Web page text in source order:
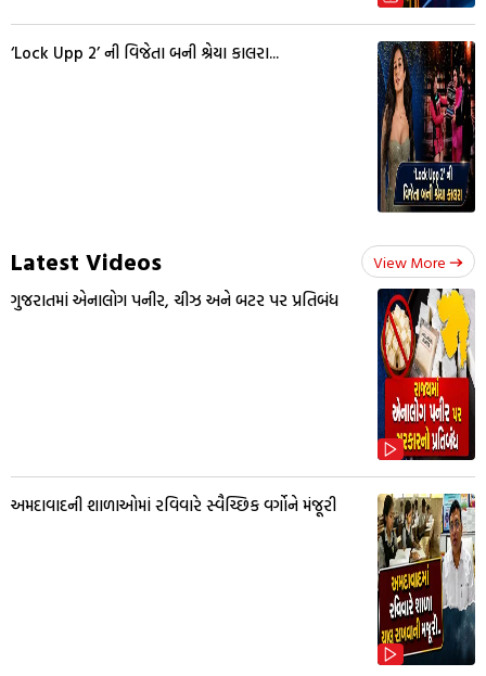
‘Lock Upp 2’ ની વિજેતા બની શ્રેયા કાલરા...
Latest Videos View More
ગુજરાતમાં એનાલોગ પનીર, ચીઝ અને બટર પર પ્રતિબંધ
અમદાવાદની શાળાઓમાં રવિવારે સ્વૈચ્છિક વર્ગોને મંજૂરી